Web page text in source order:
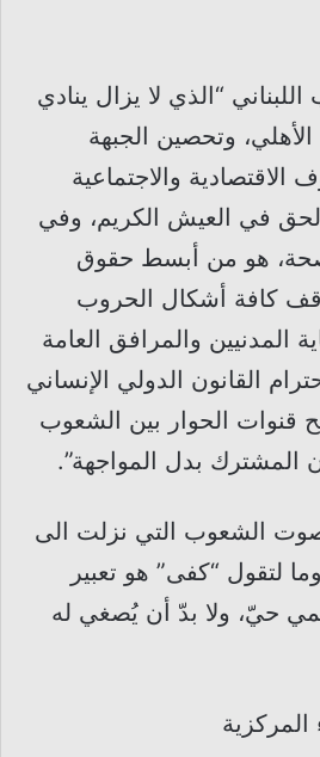
“الذي لا يزال ينادي
وتحصين الجبهة
الاقتصادية والاجتماعية
في العيش الكريم، وفي
هو من أبسط حقوق
كافة أشكال الحروب
المدنيين والمرافق العامة
القانون الدولي الإنساني
قنوات الحوار بين الشعوب
المشترك بدل المواجهة”.
الشعوب التي نزلت الى
لتقول “كفى” هو تعبير
حيّ، ولا بدّ أن يُصغي له
المركزية